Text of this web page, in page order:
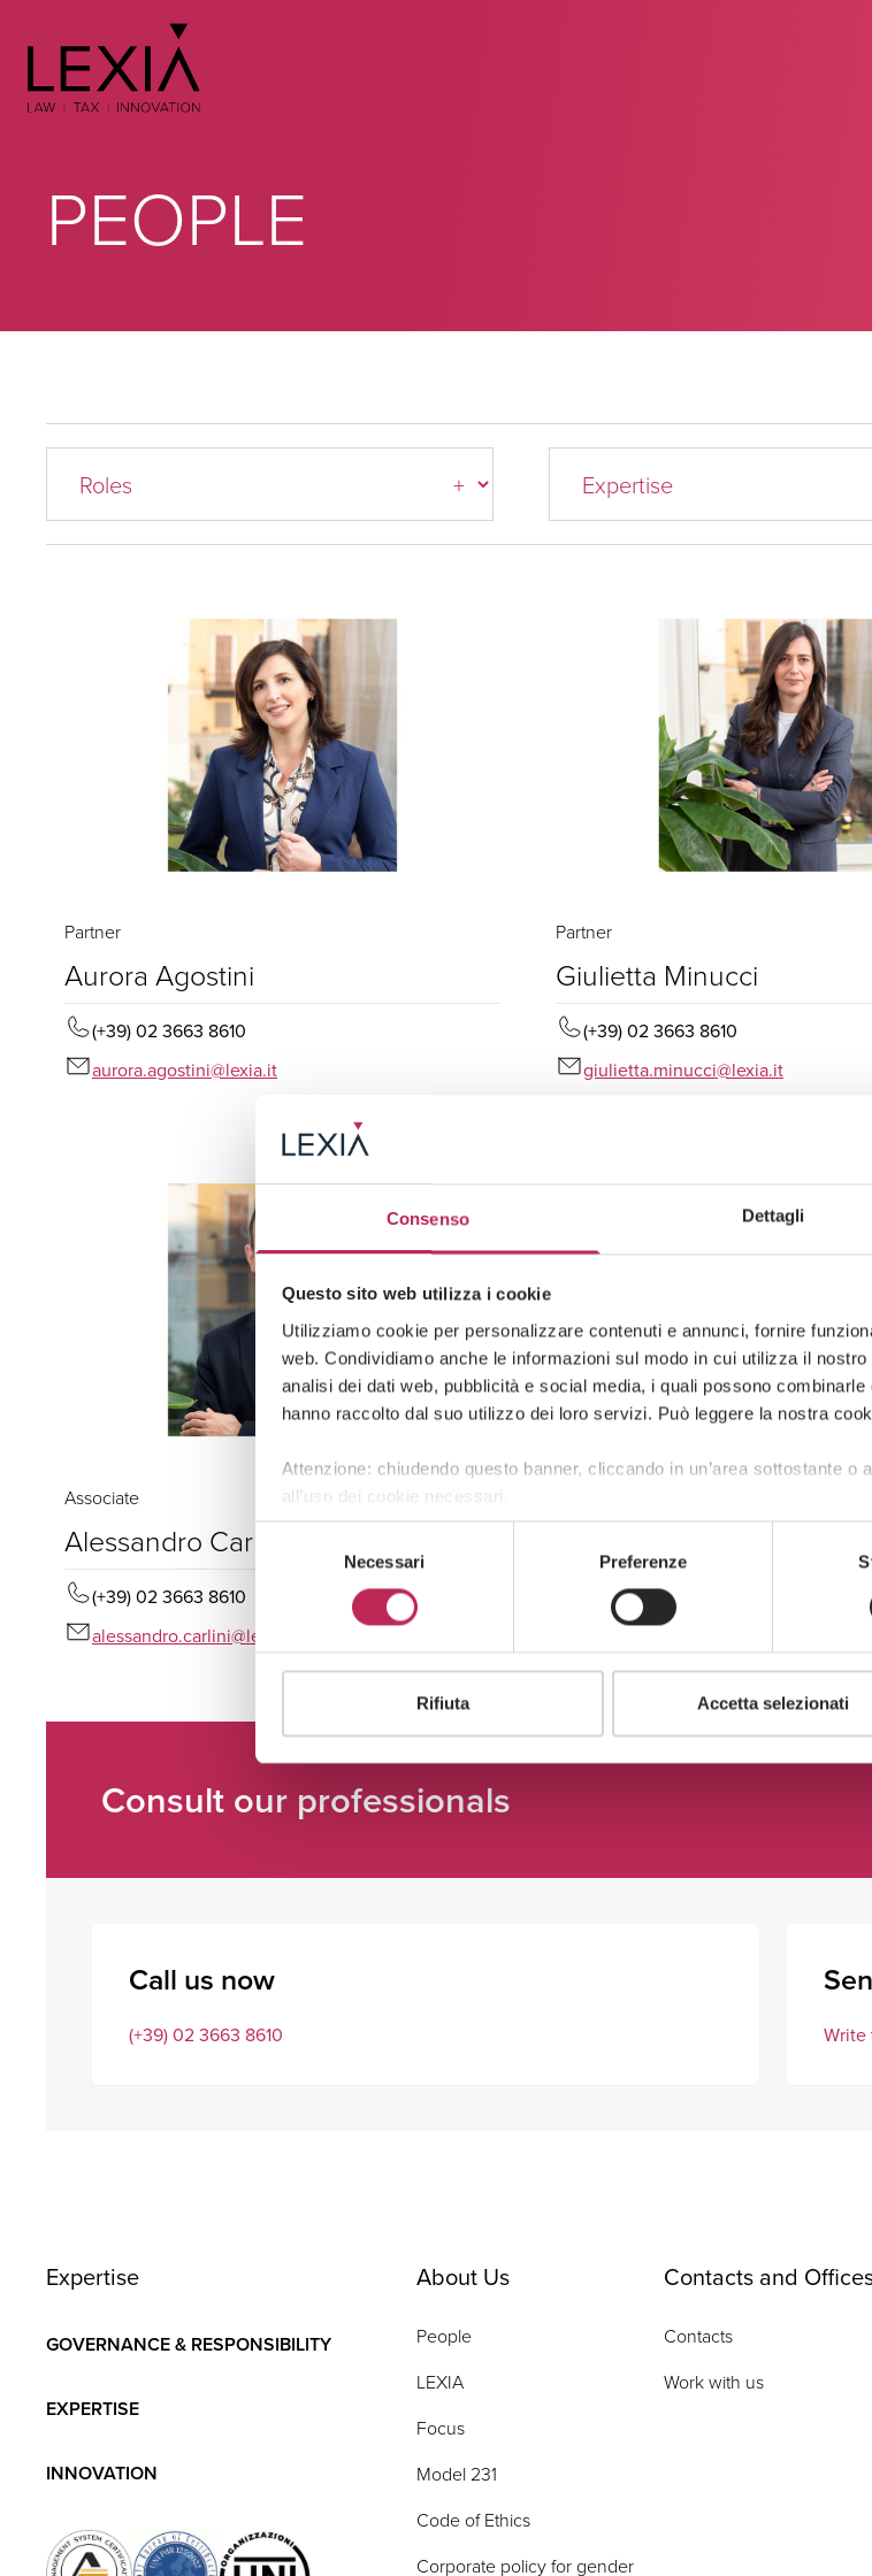
Consenso Dettagli
Questo sito web utilizza i cookie
Utilizziamo cookie per personalizzare contenuti e annunci, fornire
web. Condividiamo anche le informazioni sul modo in cui utilizza il
analisi dei dati web, pubblicità e social media, i quali possono
hanno raccolto dal suo utilizzo dei loro servizi. Può leggere la nostra
Attenzione: chiudendo questo banner, cliccando in un’area sottostante o
all’uso dei cookie necessari.
Necessari Preferenze
Rifiuta Accetta selezionati
Search for:
PEOPLE
Partner
Aurora Agostini
(+39) 02 3663 8610
aurora.agostini@lexia.it
Partner
Giulietta Minucci
(+39) 02 3663 8610
giulietta.minucci@lexia.it
Associate
Alessandro Carlini
(+39) 02 3663 8610
alessandro.carlini@lexia.it
(+39) 02 3663 8610
Consult our professionals
Call us now
(+39) 02 3663 8610 Write
Expertise
GOVERNANCE & RESPONSIBILITY
EXPERTISE
INNOVATION
About Us
People
LEXIA
Focus
Model 231
Code of Ethics
Corporate policy for gender
Contacts and
Contacts
Work with us